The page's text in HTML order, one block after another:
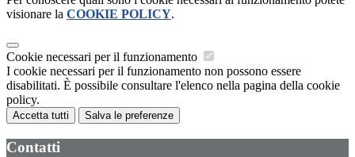
visionare la COOKIE POLICY.
Cookie necessari per il funzionamento
I cookie necessari per il funzionamento non possono essere
disabilitati. È possibile consultare l'elenco nella pagina della cookie
policy.
Accetta tutti Salva le preferenze
Contatti